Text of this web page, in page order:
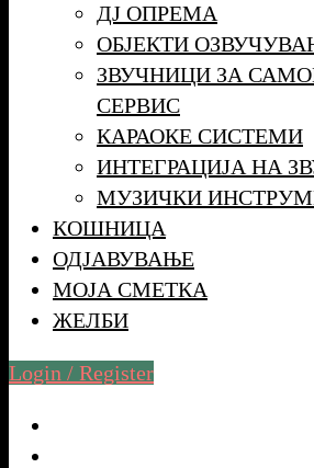
ДЈ ОПРЕМА
ОБЈЕКТИ
ЗВУЧНИЦИ ЗА
СЕРВИС
КАРАОКЕ СИСТЕМИ
ИНТЕГРАЦИЈА НА
МУЗИЧКИ
КОШНИЦА
ОДЈАВУВАЊЕ
МОЈА СМЕТКА
ЖЕЛБИ
Login / Register